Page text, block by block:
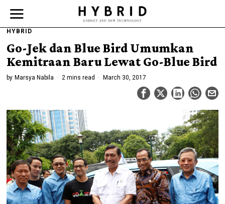
HYBRID
Go-Jek dan Blue Bird Umumkan
Kemitraan Baru Lewat Go-Blue Bird
by Marsya Nabila 2 mins read March 30, 2017